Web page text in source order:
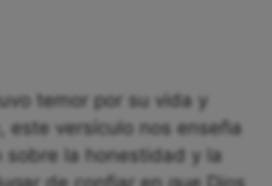
temor por su vida y
este versículo nos enseña
la honestidad y la